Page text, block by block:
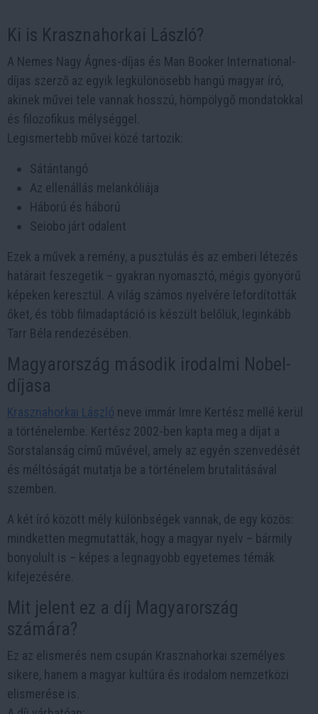
Ki is Krasznahorkai László?
A Nemes Nagy Ágnes-díjas és Man Booker International-
díjas szerző az egyik legkülönösebb hangú magyar író,
akinek művei tele vannak hosszú, hömpölygő mondatokkal
és filozofikus mélységgel.
Legismertebb művei közé tartozik:
Sátántangó
Az ellenállás melankóliája
Háború és háború
Seiobo járt odalent
Ezek a művek a remény, a pusztulás és az emberi létezés
határait feszegetik – gyakran nyomasztó, mégis gyönyörű
képeken keresztül. A világ számos nyelvére lefordították
őket, és több filmadaptáció is készült belőlük, leginkább
Tarr Béla rendezésében.
Magyarország második irodalmi Nobel-
díjasa
Krasznahorkai László neve immár Imre Kertész mellé kerül
a történelembe. Kertész 2002-ben kapta meg a díjat a
Sorstalanság című művével, amely az egyén szenvedését
és méltóságát mutatja be a történelem brutalitásával
szemben.
A két író között mély különbségek vannak, de egy közös:
mindketten megmutatták, hogy a magyar nyelv – bármily
bonyolult is – képes a legnagyobb egyetemes témák
kifejezésére.
Mit jelent ez a díj Magyarország
számára?
Ez az elismerés nem csupán Krasznahorkai személyes
sikere, hanem a magyar kultúra és irodalom nemzetközi
elismerése is.